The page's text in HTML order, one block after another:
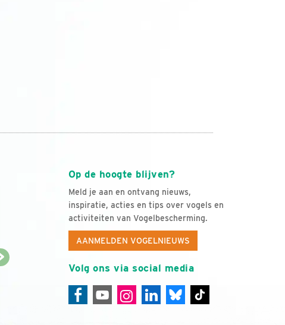
Op de hoogte blijven?
Meld je aan en ontvang nieuws,
inspiratie, acties en tips over vogels en
activiteiten van Vogelbescherming.
AANMELDEN VOGELNIEUWS
Volg ons via social media